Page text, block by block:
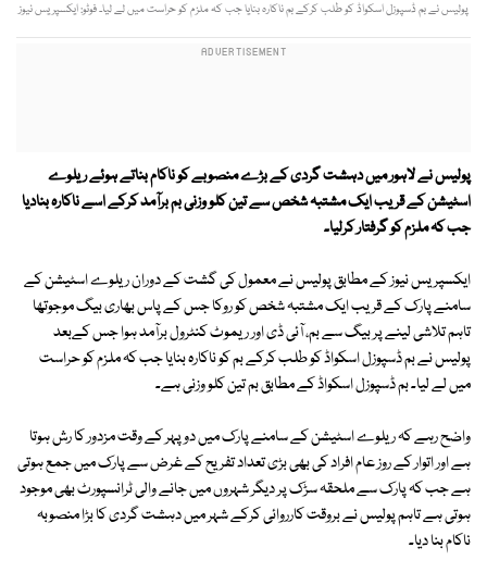
پولیس نے بم ڈسپوزل اسکواڈ کو طلب کرکے بم ناکارہ بنایا جب کہ ملزم کو حراست میں لے لیا۔ فوٹو: ایکسپریس نیوز
پولیس نے لاہور میں دہشت گردی کے بڑے منصوبے کو ناکام بناتے ہوئے ریلوے
اسٹیشن کے قریب ایک مشتبہ شخص سے تین کلو وزنی بم برآمد کرکے اسے ناکارہ بنادیا
جب کہ ملزم کو گرفتار کرلیا۔
ایکسپریس نیوز کے مطابق پولیس نے معمول کی گشت کے دوران ریلوے اسٹیشن کے
سامنے پارک کے قریب ایک مشتبہ شخص کو روکا جس کے پاس بھاری بیگ موجوتھا
تاہم تلاشی لینے پر بیگ سے بم، آئی ڈی اور ریموٹ کنٹرول برآمد ہوا جس کےبعد
پولیس نے بم ڈسپوزل اسکواڈ کو طلب کرکے بم کو ناکارہ بنایا جب کہ ملزم کو حراست
میں لے لیا۔ بم ڈسپوزل اسکواڈ کے مطابق بم تین کلو وزنی ہے۔
واضح رہے کہ ریلوے اسٹیشن کے سامنے پارک میں دوپہر کے وقت مزدور کا رش ہوتا
ہے اور اتوار کے روز عام افراد کی بھی بڑی تعداد تفریح کے غرض سے پارک میں جمع ہوتی
ہے جب کہ پارک سے ملحقہ سڑک پر دیگر شہروں میں جانے والی ٹرانسپورٹ بھی موجود
ہوتی ہے تاہم پولیس نے بروقت کارروائی کرکے شہر میں دہشت گردی کا بڑا منصوبہ
ناکام بنا دیا۔